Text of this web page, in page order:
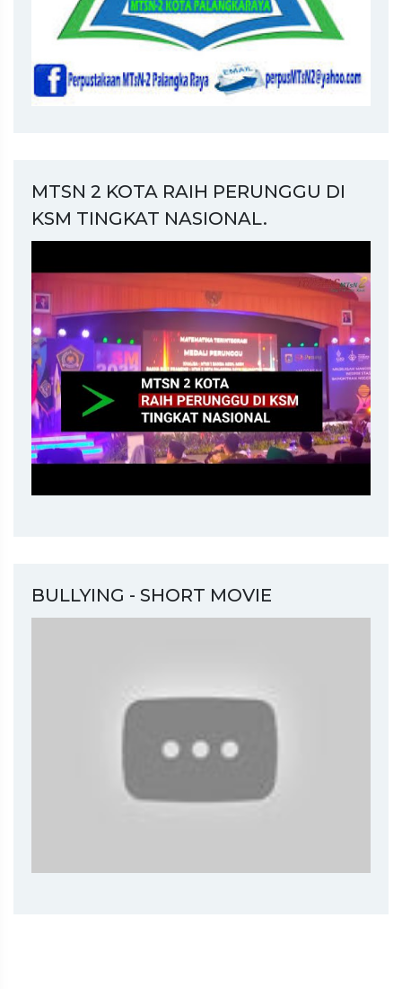
MTSN 2 KOTA RAIH PERUNGGU DI
KSM TINGKAT NASIONAL.
BULLYING - SHORT MOVIE